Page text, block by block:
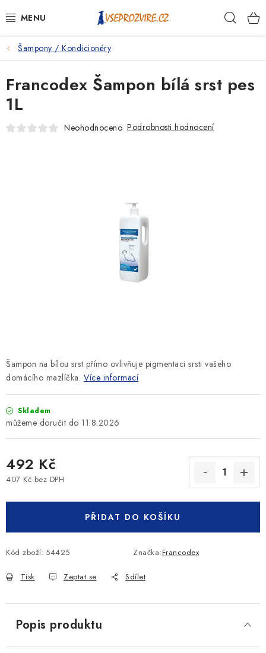
na
PSI
KOČKY
KONĚ
KRÁLÍCI/HLODAVCI/PTÁCI
Šampony / Kondicionéry
Šampon na bílou srst přímo ovlivňuje pigmentaci srsti vašeho
domácího mazlíčka. Více informací
Skladem
11.8.2026
492 Kč
407 Kč bez DPH
PŘIDAT DO KOŠÍKU
Kód zboží: 54425 Značka:Francodex
Tisk Zeptat se Sdílet
Francodex Šampon bílá srst pes
1L
Neohodnoceno Podrobnosti hodnocení
Popis produktu